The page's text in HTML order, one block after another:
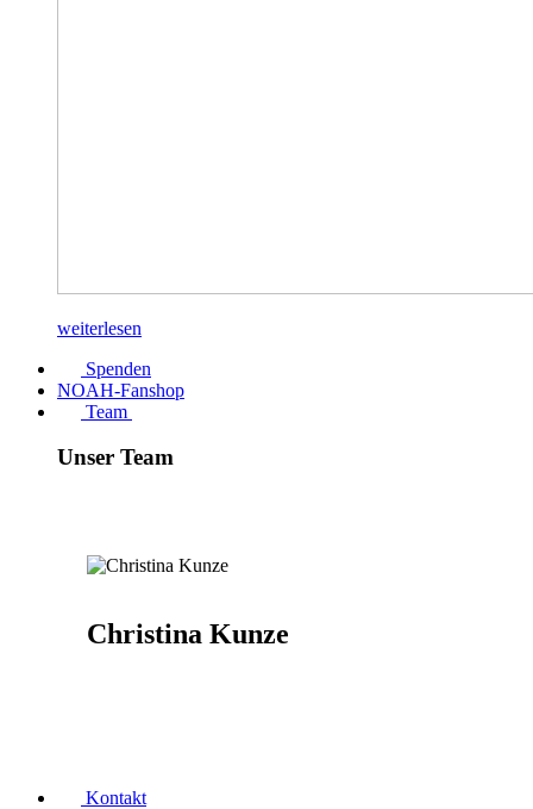
weiterlesen
Spenden
NOAH-Fanshop
Team
Unser Team
Christina Kunze
Kontakt